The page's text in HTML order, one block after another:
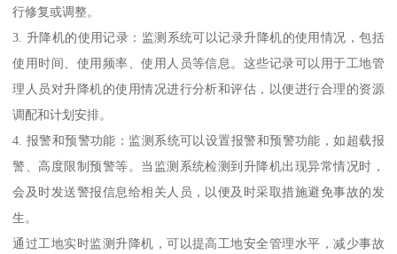
行修复或调整。
3. 升降机的使用记录：监测系统可以记录升降机的使用情况，包括
使用时间、使用频率、使用人员等信息。这些记录可以用于工地管
理人员对升降机的使用情况进行分析和评估，以便进行合理的资源
调配和计划安排。
4. 报警和预警功能：监测系统可以设置报警和预警功能，如超载报
警、高度限制预警等。当监测系统检测到升降机出现异常情况时，
会及时发送警报信息给相关人员，以便及时采取措施避免事故的发
生。
通过工地实时监测升降机，可以提高工地安全管理水平，减少事故